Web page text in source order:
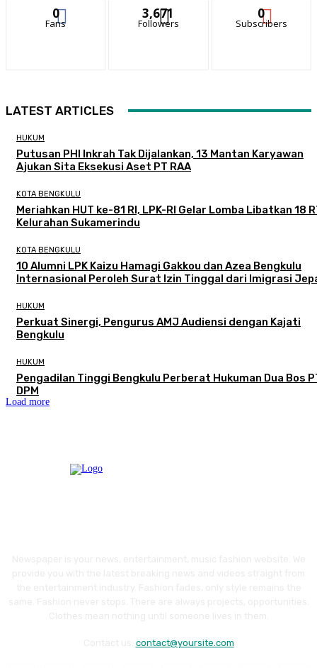
0
Fans
3,671
Followers
0
Subscribers
LATEST ARTICLES
HUKUM
Putusan PHI Inkrah Tak Dijalankan, 13 Mantan Karyawan
Ajukan Sita Eksekusi Aset PT RAA
KOTA BENGKULU
Meriahkan HUT ke-81 RI, LPK-RI Gelar Lomba Libatkan 18
Kelurahan Sukamerindu
KOTA BENGKULU
‎10 Alumni LPK Kaizu Hamagi Gakkou dan Azea Bengkulu
Internasional Peroleh Surat Izin Tinggal dari Imigrasi
HUKUM
Perkuat Sinergi, Pengurus AMJ Audiensi dengan Kajati
Bengkulu
HUKUM
Pengadilan Tinggi Bengkulu Perberat Hukuman Dua Bos
DPM
Load more
contact@yoursite.com